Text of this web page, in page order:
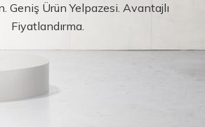
Geniş Ürün Yelpazesi. Avantajlı
Fiyatlandırma.